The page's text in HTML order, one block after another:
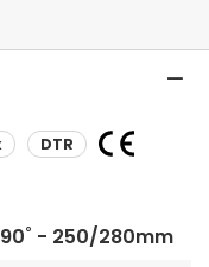
DTR
- 250/280mm